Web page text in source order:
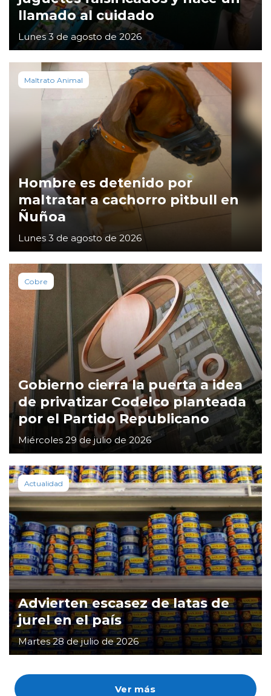
Ver más
llamado al cuidado
Lunes 3 de agosto de 2026
Maltrato Animal
Hombre es detenido por
maltratar a cachorro pitbull en
Ñuñoa
Lunes 3 de agosto de 2026
Cobre
Gobierno cierra la puerta a idea
de privatizar Codelco planteada
por el Partido Republicano
Miércoles 29 de julio de 2026
Actualidad
Advierten escasez de latas de
jurel en el país
Martes 28 de julio de 2026